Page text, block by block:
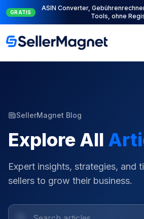
NEU
Komplette PPC-Suite: PPC Manager
zur
SellerMagnet Blog
Explore All
Expert insights, strategies, and
sellers to grow their business.